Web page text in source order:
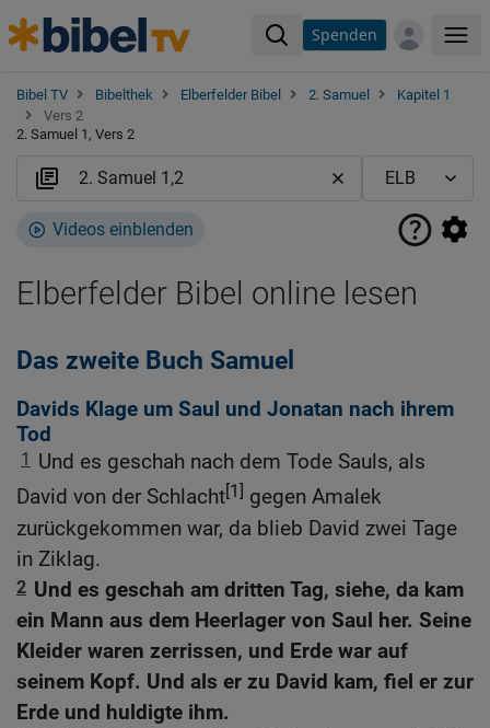
Spenden
Bibel TV Bibelthek Elberfelder Bibel 2. Samuel
Kapitel 1
Vers 2
2. Samuel 1, Vers 2
Videos einblenden
Elberfelder Bibel online lesen
Das zweite Buch Samuel
Davids Klage um Saul und Jonatan nach ihrem
Tod
1
Und es geschah nach dem Tode Sauls, als
David von der Schlacht[1] gegen Amalek
zurückgekommen war, da blieb David zwei Tage
in Ziklag.
2 Und es geschah am dritten Tag, siehe, da kam
ein Mann aus dem Heerlager von Saul her. Seine
Kleider waren zerrissen, und Erde war auf
seinem Kopf. Und als er zu David kam, fiel er zur
Erde und huldigte ihm.